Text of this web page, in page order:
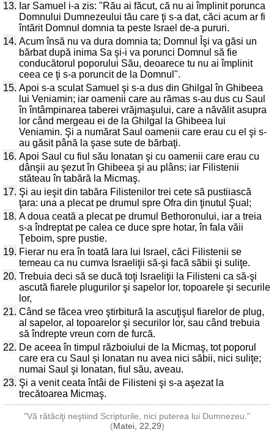
13. Iar Samuel i-a zis: "Rău ai făcut, că nu ai împlinit porunca
Domnului Dumnezeului tău care ţi s-a dat, căci acum ar fi
întărit Domnul domnia ta peste Israel de-a pururi.
14. Acum însă nu va dura domnia ta; Domnul Îşi va găsi un
bărbat după inima Sa şi-i va porunci Domnul să fie
conducătorul poporului Său, deoarece tu nu ai împlinit
ceea ce ţi s-a poruncit de la Domnul".
15. Apoi s-a sculat Samuel şi s-a dus din Ghilgal în Ghibeea
lui Veniamin; iar oamenii care au rămas s-au dus cu Saul
în întâmpinarea taberei vrăjmaşului, care a năvălit asupra
lor când mergeau ei de la Ghilgal la Ghibeea lui
Veniamin. Şi a numărat Saul oamenii care erau cu el şi s-
au găsit până la şase sute de bărbaţi.
16. Apoi Saul cu fiul său Ionatan şi cu oamenii care erau cu
dânşii au şezut în Ghibeea şi au plâns; iar Filistenii
stăteau în tabără la Micmaş.
17. Şi au ieşit din tabăra Filistenilor trei cete să pustiiască
ţara: una a plecat pe drumul spre Ofra din ţinutul Şual;
18. A doua ceată a plecat pe drumul Bethoronului, iar a treia
s-a îndreptat pe calea ce duce spre hotar, în fala văii
Ţeboim, spre pustie.
19. Fierar nu era în toată Iara lui Israel, căci Filistenii se
temeau ca nu cumva Israeliţii să-şi facă săbii şi suliţe.
20. Trebuia deci să se ducă toţi Israeliţii la Filisteni ca să-şi
ascută fiarele plugurilor şi sapelor lor, topoarele şi securile
lor,
21. Când se făcea vreo ştirbitură la ascuţişul fiarelor de plug,
al sapelor, al topoarelor şi securilor lor, sau când trebuia
să îndrepte vreun corn de furcă.
22. De aceea în timpul războiului de la Micmaş, tot poporul
care era cu Saul şi Ionatan nu avea nici săbii, nici suliţe;
numai Saul şi Ionatan, fiul său, aveau.
23. Şi a venit ceata întâi de Filisteni şi s-a aşezat la
trecătoarea Micmaş.
"Vă rătăciţi neştiind Scripturile, nici puterea lui Dumnezeu."
(Matei, 22,29)